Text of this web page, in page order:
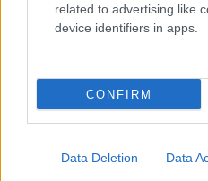
related to advertising like
device identifiers in apps.
CONFIRM
Data Deletion Data
ΚΕΝΤΡΙΚΟΥ ΤΟΜΕΑ
ΚΕΦΑΛΛΗΝΙΑΣ 1
ΚΙΛΚΙΣ 9
ΚΟΖΑΝΗΣ 17